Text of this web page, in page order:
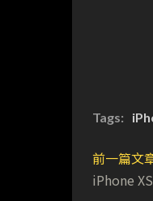
Tags:
前一篇文
iPhone